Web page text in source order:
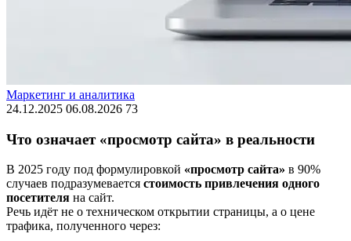
Маркетинг и аналитика
24.12.2025 06.08.2026 73
Что означает «просмотр сайта» в реальности
В 2025 году под формулировкой «просмотр сайта» в 90%
случаев подразумевается стоимость привлечения одного
посетителя на сайт.
Речь идёт не о техническом открытии страницы, а о цене
трафика, полученного через: